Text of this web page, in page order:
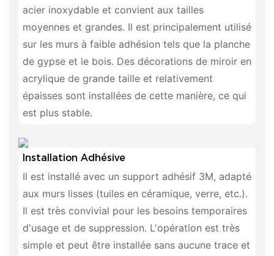
acier inoxydable et convient aux tailles
moyennes et grandes. Il est principalement utilisé
sur les murs à faible adhésion tels que la planche
de gypse et le bois. Des décorations de miroir en
acrylique de grande taille et relativement
épaisses sont installées de cette manière, ce qui
est plus stable.
Installation Adhésive
Il est installé avec un support adhésif 3M, adapté
aux murs lisses (tuiles en céramique, verre, etc.).
Il est très convivial pour les besoins temporaires
d'usage et de suppression. L'opération est très
simple et peut être installée sans aucune trace et